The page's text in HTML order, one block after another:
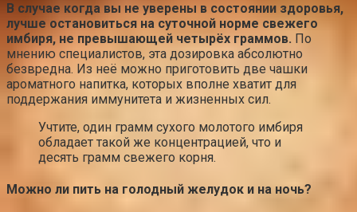
В случае когда вы не уверены в состоянии здоровья,
лучше остановиться на суточной норме свежего
имбиря, не превышающей четырёх граммов. По
мнению специалистов, эта дозировка абсолютно
безвредна. Из неё можно приготовить две чашки
ароматного напитка, которых вполне хватит для
поддержания иммунитета и жизненных сил.
Учтите, один грамм сухого молотого имбиря
обладает такой же концентрацией, что и
десять грамм свежего корня.
Можно ли пить на голодный желудок и на ночь?